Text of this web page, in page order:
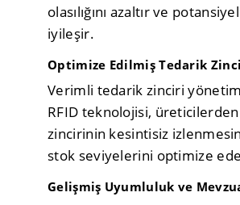
olasılığını azaltır ve
iyileşir.
Optimize Edilmiş Tedarik
Verimli tedarik zinciri
RFID teknolojisi,
zincirinin kesintisiz
stok seviyelerini optimize
Gelişmiş Uyumluluk ve